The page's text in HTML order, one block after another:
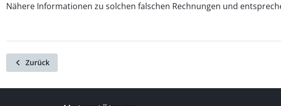
Nähere Informationen zu solchen falschen Rechnungen und
Zurück